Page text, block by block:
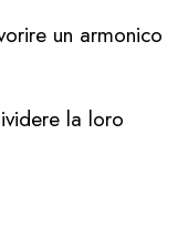
un armonico
la loro